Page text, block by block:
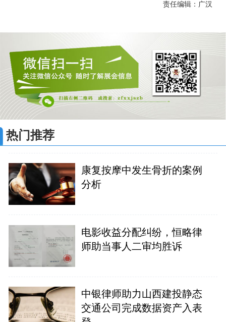
责任编辑：广汉
热门推荐
康复按摩中发生骨折的案例
分析
电影收益分配纠纷，恒略律
师助当事人二审均胜诉
中银律师助力山西建投静态
交通公司完成数据资产入表